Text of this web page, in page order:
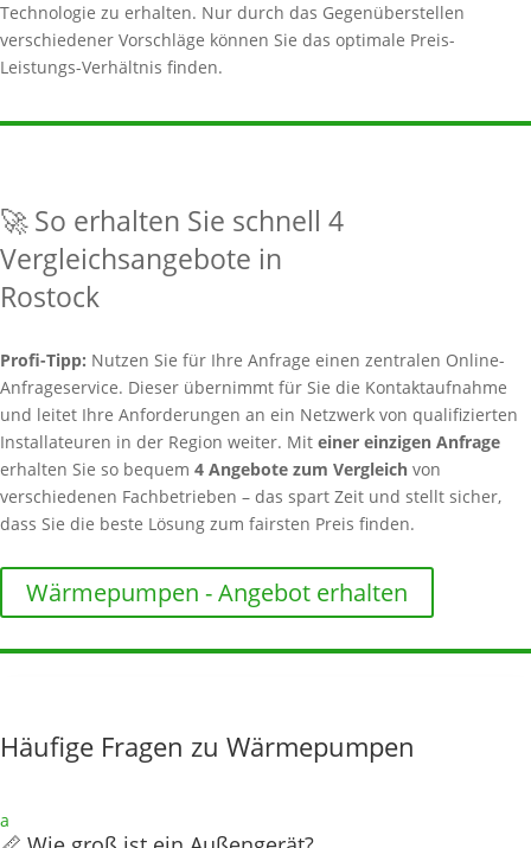
Technologie zu erhalten. Nur durch das Gegenüberstellen
verschiedener Vorschläge können Sie das optimale Preis-
Leistungs-Verhältnis finden.
🚀 So erhalten Sie schnell 4
Vergleichsangebote in
Rostock
Profi-Tipp: Nutzen Sie für Ihre Anfrage einen zentralen Online-
Anfrageservice. Dieser übernimmt für Sie die Kontaktaufnahme
und leitet Ihre Anforderungen an ein Netzwerk von qualifizierten
Installateuren in der Region weiter. Mit einer einzigen Anfrage
erhalten Sie so bequem 4 Angebote zum Vergleich von
verschiedenen Fachbetrieben – das spart Zeit und stellt sicher,
dass Sie die beste Lösung zum fairsten Preis finden.
Wärmepumpen - Angebot erhalten
Häufige Fragen zu Wärmepumpen
a